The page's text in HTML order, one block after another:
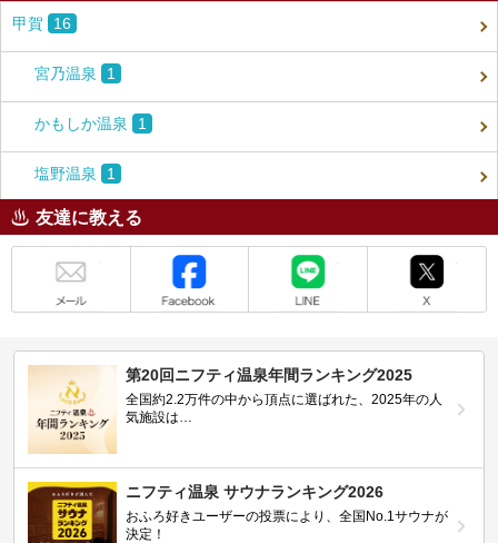
甲賀 16
宮乃温泉 1
かもしか温泉 1
塩野温泉 1
友達に教える
第20回ニフティ温泉年間ランキング2025
全国約2.2万件の中から頂点に選ばれた、2025年の人
気施設は…
ニフティ温泉 サウナランキング2026
おふろ好きユーザーの投票により、全国No.1サウナが
決定！